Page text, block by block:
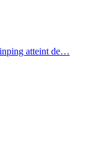
atteint de…